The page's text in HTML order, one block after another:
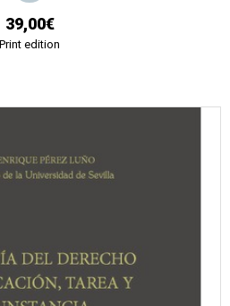
39,00€
Print edition